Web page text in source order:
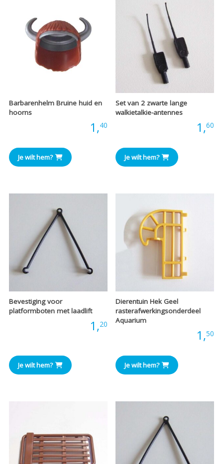
Barbarenhelm Bruine huid en
hoorns
1,40
Je wilt hem?
Set van 2 zwarte lange
walkietalkie-antennes
1,60
Je wilt hem?
Bevestiging voor
platformboten met laadlift
1,20
Je wilt hem?
Dierentuin Hek Geel
rasterafwerkingsonderdeel
Aquarium
1,50
Je wilt hem?